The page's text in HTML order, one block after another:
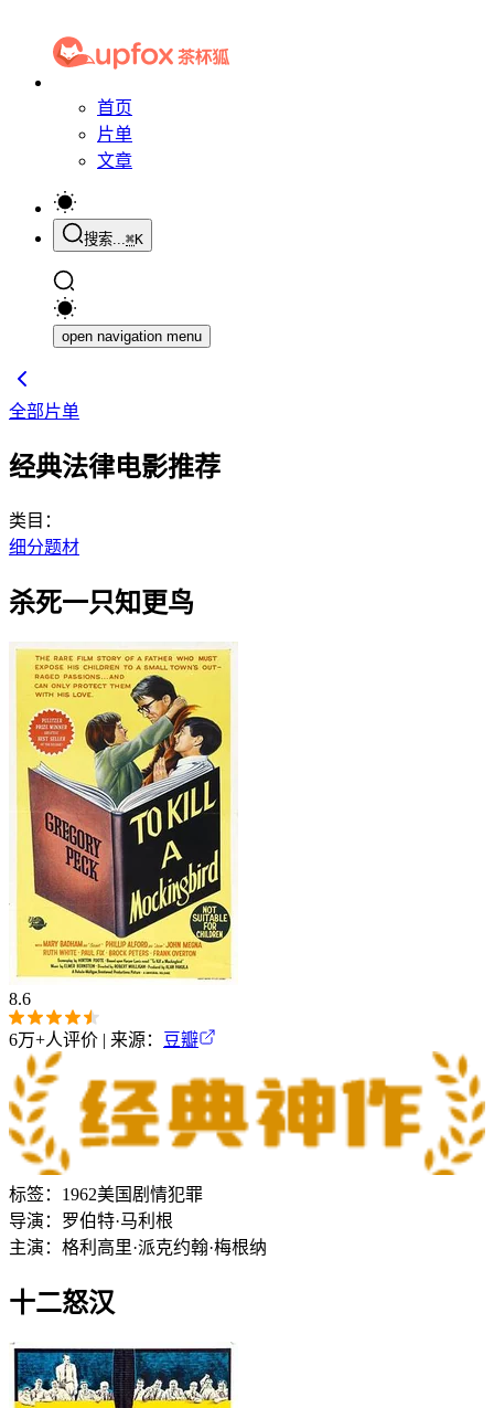
首页
片单
文章
搜索...⌘K
open navigation menu
全部片单
经典法律电影推荐
类目：
细分题材
杀死一只知更鸟
8.6
6万+人评价 | 来源： 豆瓣
标签： 1962美国 剧情犯罪
导演： 罗伯特·马利根
主演： 格利高里·派克约翰·梅根纳
十二怒汉